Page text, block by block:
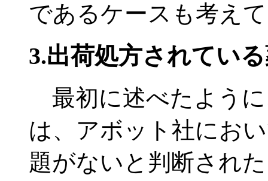
であるケースも考え
3.出荷処方されてい
最初に述べたよう
は、アボット社にお
題がないと判断され